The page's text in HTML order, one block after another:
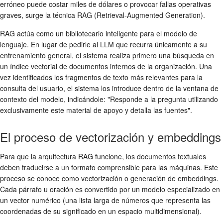
erróneo puede costar miles de dólares o provocar fallas operativas
graves, surge la técnica RAG (Retrieval-Augmented Generation).
RAG actúa como un bibliotecario inteligente para el modelo de
lenguaje. En lugar de pedirle al LLM que recurra únicamente a su
entrenamiento general, el sistema realiza primero una búsqueda en
un índice vectorial de documentos internos de la organización. Una
vez identificados los fragmentos de texto más relevantes para la
consulta del usuario, el sistema los introduce dentro de la ventana de
contexto del modelo, indicándole: "Responde a la pregunta utilizando
exclusivamente este material de apoyo y detalla las fuentes".
El proceso de vectorización y embeddings
Para que la arquitectura RAG funcione, los documentos textuales
deben traducirse a un formato comprensible para las máquinas. Este
proceso se conoce como vectorización o generación de embeddings.
Cada párrafo u oración es convertido por un modelo especializado en
un vector numérico (una lista larga de números que representa las
coordenadas de su significado en un espacio multidimensional).